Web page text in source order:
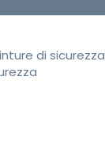
di sicurezza